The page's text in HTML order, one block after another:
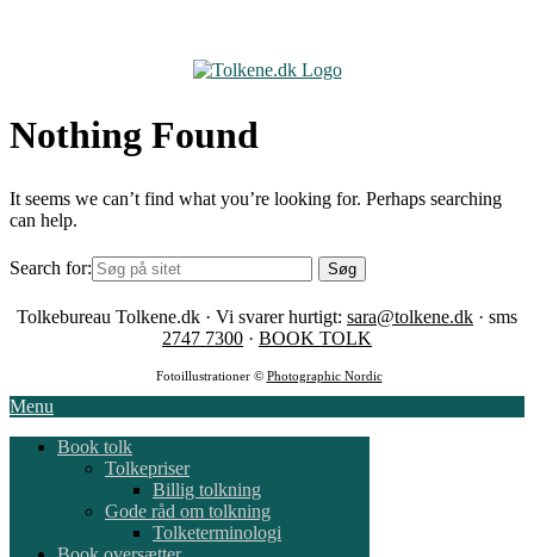
Nothing Found
It seems we can’t find what you’re looking for. Perhaps searching
can help.
Search for:
Tolkebureau Tolkene.dk · Vi svarer hurtigt: sara@tolkene.dk · sms
2747 7300 · BOOK TOLK
Fotoillustrationer © Photographic Nordic
Menu
Book tolk
Tolkepriser
Billig tolkning
Gode råd om tolkning
Tolketerminologi